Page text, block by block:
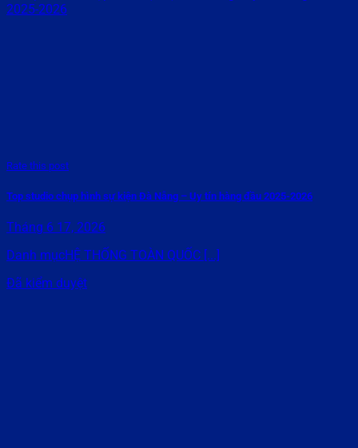
Rate this post
Top studio chụp hình sự kiện Đà Nẵng – Uy tín hàng đầu 2025-2026
Tháng 6 17, 2026
Danh mụcHỆ THỐNG TOÀN QUỐC [...]
Đã kiểm duyệt